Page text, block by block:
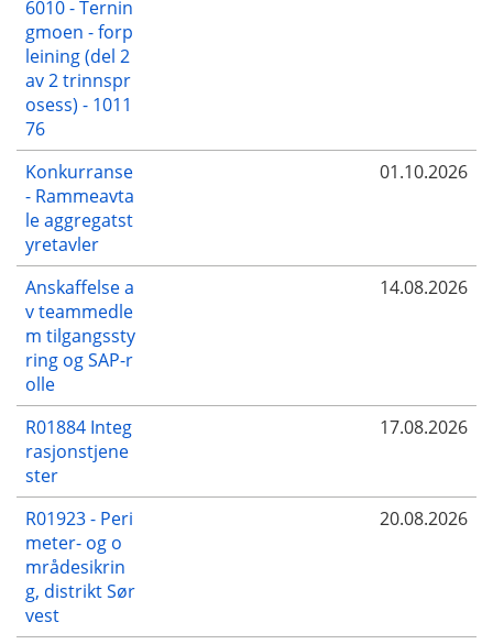
6010 - Ternin
gmoen - forp
leining (del 2
av 2 trinnspr
osess) - 1011
76
Konkurranse
- Rammeavta
le aggregatst
yretavler
01.10.2026
Anskaffelse a
v teammedle
m tilgangssty
ring og SAP-r
olle
14.08.2026
R01884 Integ
rasjonstjene
ster
17.08.2026
R01923 - Peri
meter- og o
mrådesikrin
g, distrikt Sør
vest
20.08.2026